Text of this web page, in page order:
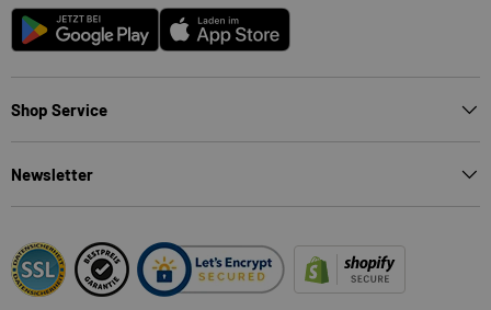
Android App Store
Shop Service
Newsletter